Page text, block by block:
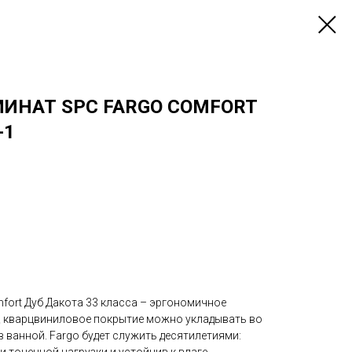
SPC FARGO COMFORT
Дуб Дакота 33 класса – эргономичное
кварцвиниловое покрытие можно укладывать во
ванной. Fargo будет служить десятилетиями: